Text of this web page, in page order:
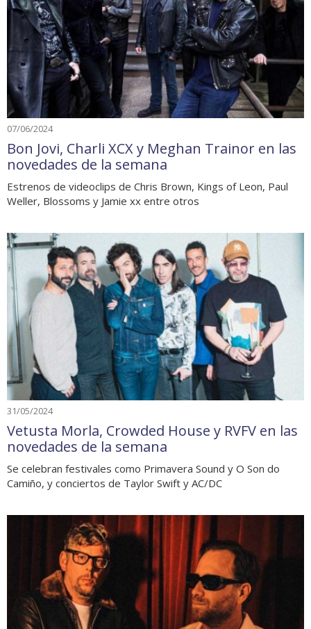
07/06/2024
Bon Jovi, Charli XCX y Meghan Trainor en las
novedades de la semana
Estrenos de videoclips de Chris Brown, Kings of Leon, Paul
Weller, Blossoms y Jamie xx entre otros
31/05/2024
Vetusta Morla, Crowded House y RVFV en las
novedades de la semana
Se celebran festivales como Primavera Sound y O Son do
Camiño, y conciertos de Taylor Swift y AC/DC